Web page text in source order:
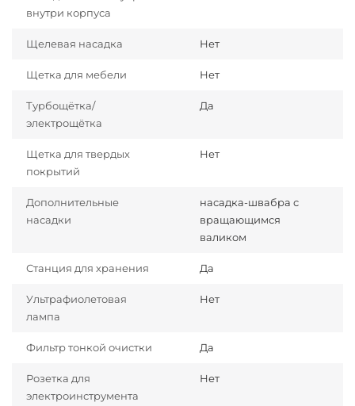
внутри корпуса
Щелевая насадка Нет
Щетка для мебели Нет
Турбощётка/
электрощётка
Да
Щетка для твердых
покрытий
Нет
Дополнительные
насадки
насадка-швабра с
вращающимся
валиком
Станция для хранения Да
Ультрафиолетовая
лампа
Нет
Фильтр тонкой очистки Да
Розетка для
электроинструмента
Нет